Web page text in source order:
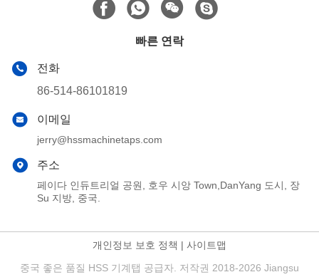
빠른 연락
전화
86-514-86101819
이메일
jerry@hssmachinetaps.com
주소
페이다 인듀트리얼 공원, 호우 시앙 Town,DanYang 도시, 장
Su 지방, 중국.
개인정보 보호 정책 | 사이트맵
중국 좋은 품질 HSS 기계탭 공급자. 저작권 2018-2026 Jiangsu